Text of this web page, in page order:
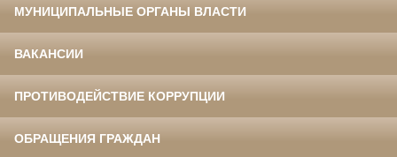
МУНИЦИПАЛЬНЫЕ ОРГАНЫ ВЛАСТИ
ВАКАНСИИ
ПРОТИВОДЕЙСТВИЕ КОРРУПЦИИ
ОБРАЩЕНИЯ ГРАЖДАН